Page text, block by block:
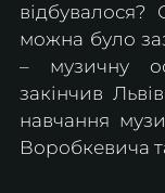
відбувалося?
можна було
– музичну
закінчив
навчання
Воробкевича